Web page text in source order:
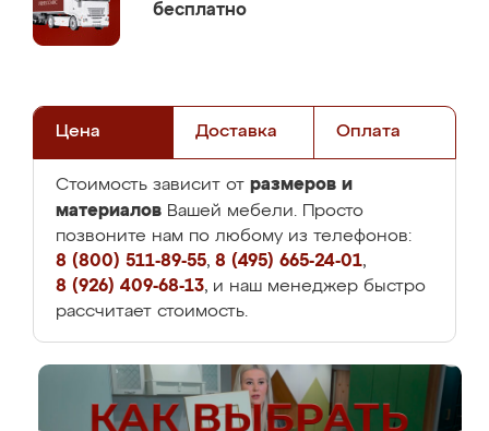
бесплатно
Цена Доставка Оплата
Стоимость зависит от размеров и
материалов Вашей мебели. Просто
позвоните нам по любому из телефонов:
8 (800) 511-89-55, 8 (495) 665-24-01,
8 (926) 409-68-13, и наш менеджер быстро
рассчитает стоимость.